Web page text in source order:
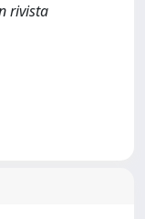
rivista